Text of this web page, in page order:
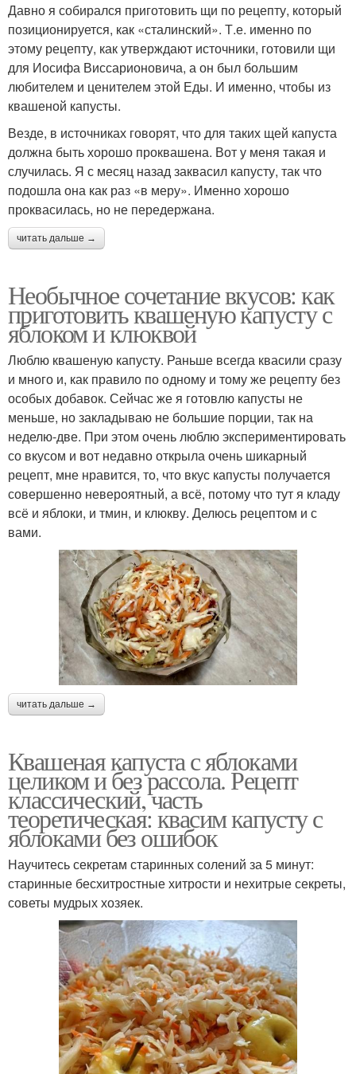
Давно я собирался приготовить щи по рецепту, который
позиционируется, как «сталинский». Т.е. именно по
этому рецепту, как утверждают источники, готовили щи
для Иосифа Виссарионовича, а он был большим
любителем и ценителем этой Еды. И именно, чтобы из
квашеной капусты.
Везде, в источниках говорят, что для таких щей капуста
должна быть хорошо проквашена. Вот у меня такая и
случилась. Я с месяц назад заквасил капусту, так что
подошла она как раз «в меру». Именно хорошо
проквасилась, но не передержана.
читать дальше →
Необычное сочетание вкусов: как
приготовить квашеную капусту с
яблоком и клюквой
Люблю квашеную капусту. Раньше всегда квасили сразу
и много и, как правило по одному и тому же рецепту без
особых добавок. Сейчас же я готовлю капусты не
меньше, но закладываю не большие порции, так на
неделю-две. При этом очень люблю экспериментировать
со вкусом и вот недавно открыла очень шикарный
рецепт, мне нравится, то, что вкус капусты получается
совершенно невероятный, а всё, потому что тут я кладу
всё и яблоки, и тмин, и клюкву. Делюсь рецептом и с
вами.
читать дальше →
Квашеная капуста с яблоками
целиком и без рассола. Рецепт
классический, часть
теоретическая: квасим капусту с
яблоками без ошибок
Научитесь секретам старинных солений за 5 минут:
старинные бесхитростные хитрости и нехитрые секреты,
советы мудрых хозяек.